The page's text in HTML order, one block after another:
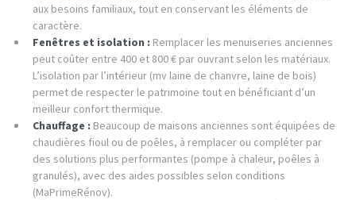
aux besoins familiaux, tout en conservant les éléments de
caractère.
Fenêtres et isolation : Remplacer les menuiseries anciennes
peut coûter entre 400 et 800 € par ouvrant selon les matériaux.
L’isolation par l’intérieur (mv laine de chanvre, laine de bois)
permet de respecter le patrimoine tout en bénéficiant d’un
meilleur confort thermique.
Chauffage : Beaucoup de maisons anciennes sont équipées de
chaudières fioul ou de poêles, à remplacer ou compléter par
des solutions plus performantes (pompe à chaleur, poêles à
granulés), avec des aides possibles selon conditions
(MaPrimeRénov).